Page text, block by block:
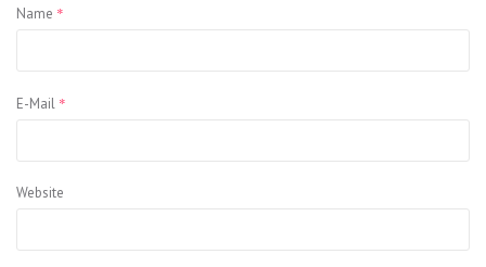
Name *
E-Mail *
Website